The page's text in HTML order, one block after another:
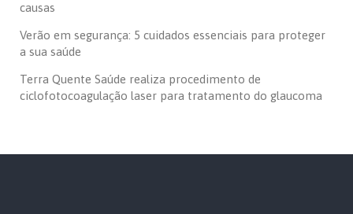
causas
Verão em segurança: 5 cuidados essenciais para proteger
a sua saúde
Terra Quente Saúde realiza procedimento de
ciclofotocoagulação laser para tratamento do glaucoma